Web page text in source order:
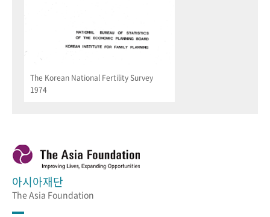
The Korean National Fertility Survey
1974
아시아재단
The Asia Foundation